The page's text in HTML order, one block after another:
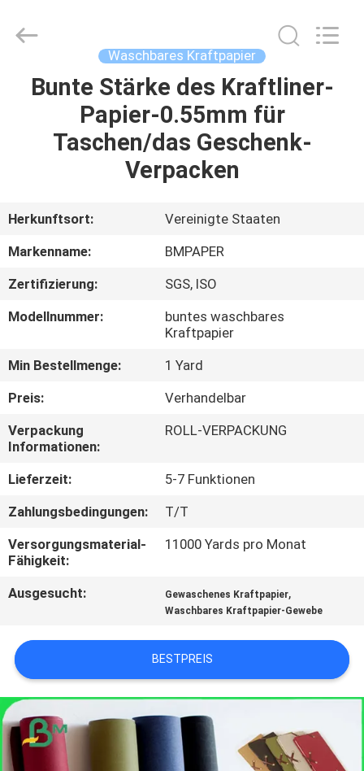
ÜBER
UNS
WERKSBESICHTIGUNG
KONTAKT
MIT
UNS
NEUIGKEITEN
RECHTSSACHEN
DATENSCHUTZRICHTLINIE
CO.,LTD.
Waschbares Kraftpapier
Bunte Stärke des Kraftliner-
Papier-0.55mm für
Taschen/das Geschenk-
Verpacken
Herkunftsort:
Vereinigte Staaten
Markenname:
BMPAPER
Zertifizierung:
SGS, ISO
Modellnummer:
buntes waschbares
Kraftpapier
Min Bestellmenge:
1 Yard
Preis:
Verhandelbar
Verpackung
Informationen:
ROLL-VERPACKUNG
Lieferzeit:
5-7 Funktionen
Zahlungsbedingungen:
T/T
Versorgungsmaterial-
Fähigkeit:
11000 Yards pro Monat
Ausgesucht: Gewaschenes Kraftpapier,
Waschbares Kraftpapier-Gewebe
BESTPREIS